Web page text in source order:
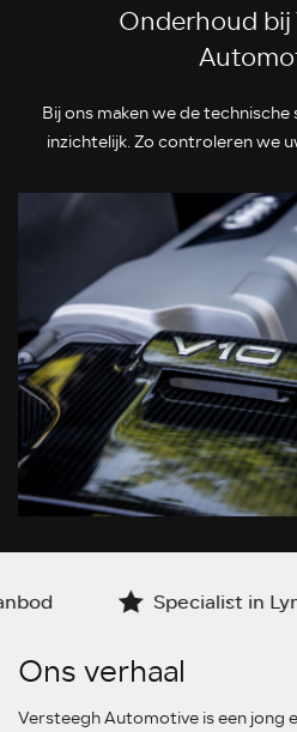
Onderhoud
Bij ons maken we de
inzichtelijk. Zo controleren we
Specialist in Lynk
Ons verhaal
Versteegh Automotive is een jong